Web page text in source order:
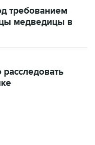
требованием
медведицы в